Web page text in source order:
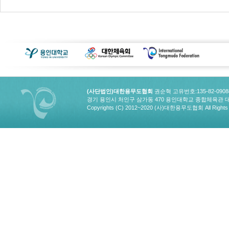
(사단법인)대한용무도협회 권순혁 고유번호:135-82-
경기 용인시 처인구 삼가동 470 용인대학교 종합체육관
Copyrights (C) 2012~2020 (사)대한용무도협회 All